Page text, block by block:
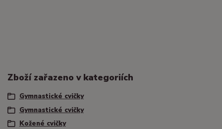
Zboží zařazeno v kategoriích
Gymnastické cvičky
Gymnastické cvičky
Kožené cvičky